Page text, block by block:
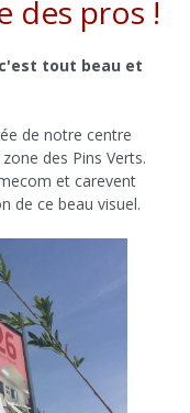
des pros !
tout beau et
de notre centre
des Pins Verts.
et carevent
de ce beau visuel.